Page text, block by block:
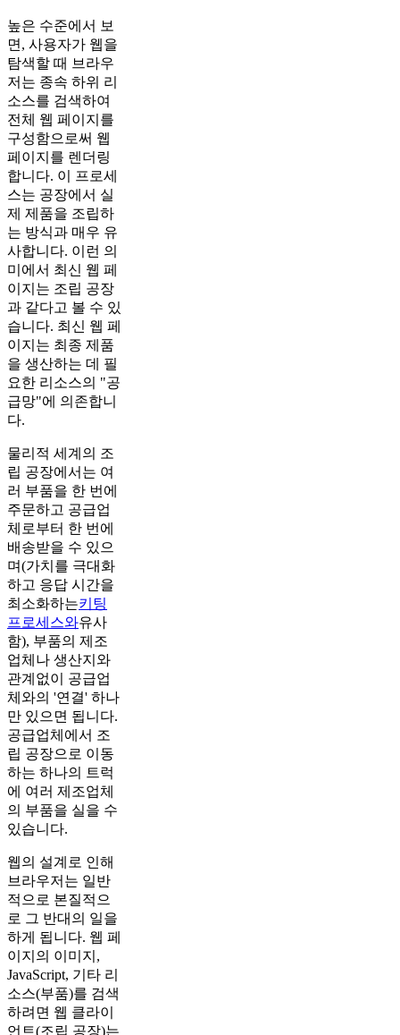
높은 수준에서 보
면, 사용자가 웹을
탐색할 때 브라우
저는 종속 하위 리
소스를 검색하여
전체 웹 페이지를
구성함으로써 웹
페이지를 렌더링
합니다. 이 프로세
스는 공장에서 실
제 제품을 조립하
는 방식과 매우 유
사합니다. 이런 의
미에서 최신 웹 페
이지는 조립 공장
과 같다고 볼 수 있
습니다. 최신 웹 페
이지는 최종 제품
을 생산하는 데 필
요한 리소스의 "공
급망"에 의존합니
다.
물리적 세계의 조
립 공장에서는 여
러 부품을 한 번에
주문하고 공급업
체로부터 한 번에
배송받을 수 있으
며(가치를 극대화
하고 응답 시간을
최소화하는키팅
프로세스와유사
함), 부품의 제조
업체나 생산지와
관계없이 공급업
체와의 '연결' 하나
만 있으면 됩니다.
공급업체에서 조
립 공장으로 이동
하는 하나의 트럭
에 여러 제조업체
의 부품을 실을 수
있습니다.
웹의 설계로 인해
브라우저는 일반
적으로 본질적으
로 그 반대의 일을
하게 됩니다. 웹 페
이지의 이미지,
JavaScript, 기타 리
소스(부품)를 검색
하려면 웹 클라이
언트(조립 공장)는